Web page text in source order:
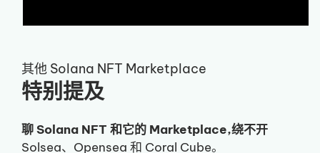
其他 Solana NFT Marketplace
特别提及
聊 Solana NFT 和它的 Marketplace,绕不开
Solsea、Opensea 和 Coral Cube。